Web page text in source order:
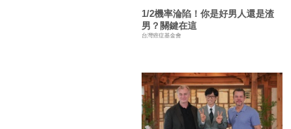
1/2機率淪陷！你是好男人還是渣
男？關鍵在這
台灣癌症基金會